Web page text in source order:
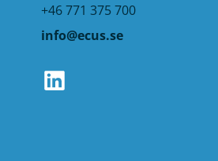
+46 771 375 700
info@ecus.se
LinkedIn